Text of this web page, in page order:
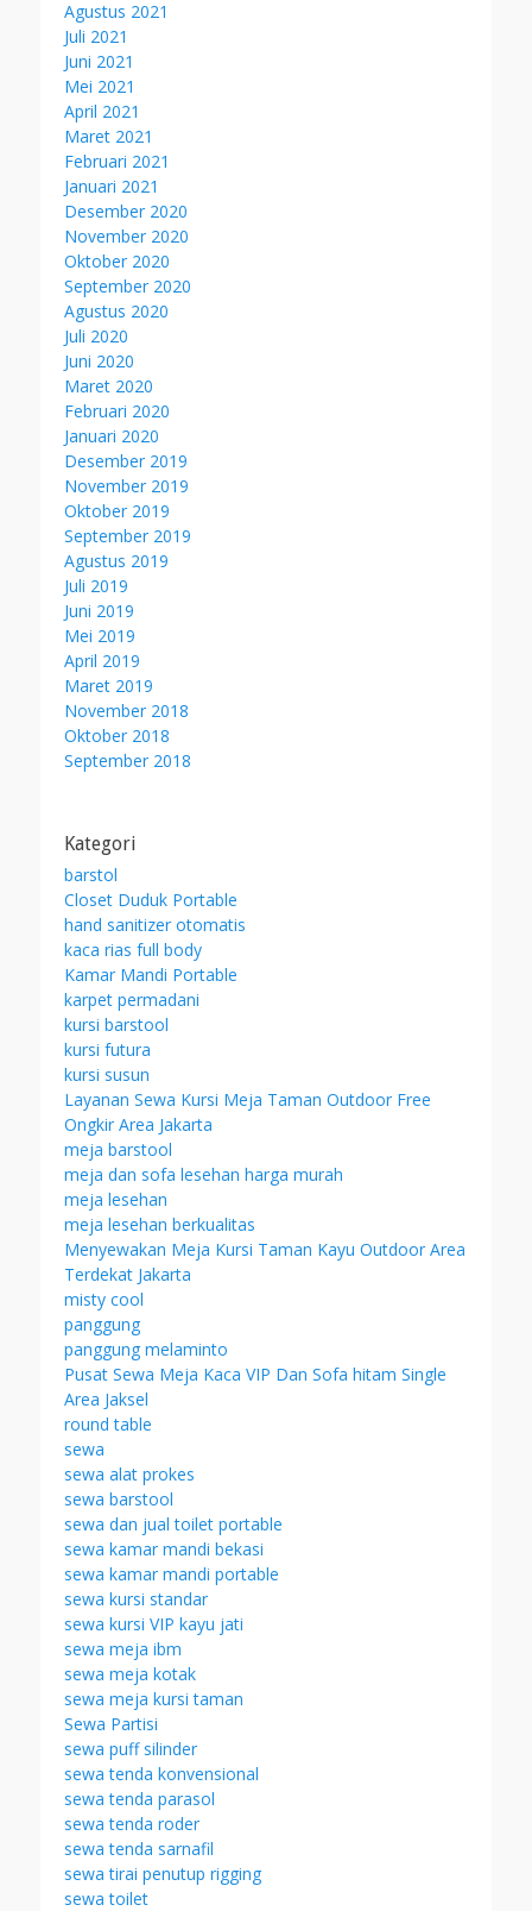
Agustus 2021
Juli 2021
Juni 2021
Mei 2021
April 2021
Maret 2021
Februari 2021
Januari 2021
Desember 2020
November 2020
Oktober 2020
September 2020
Agustus 2020
Juli 2020
Juni 2020
Maret 2020
Februari 2020
Januari 2020
Desember 2019
November 2019
Oktober 2019
September 2019
Agustus 2019
Juli 2019
Juni 2019
Mei 2019
April 2019
Maret 2019
November 2018
Oktober 2018
September 2018
Kategori
barstol
Closet Duduk Portable
hand sanitizer otomatis
kaca rias full body
Kamar Mandi Portable
karpet permadani
kursi barstool
kursi futura
kursi susun
Layanan Sewa Kursi Meja Taman Outdoor Free
Ongkir Area Jakarta
meja barstool
meja dan sofa lesehan harga murah
meja lesehan
meja lesehan berkualitas
Menyewakan Meja Kursi Taman Kayu Outdoor Area
Terdekat Jakarta
misty cool
panggung
panggung melaminto
Pusat Sewa Meja Kaca VIP Dan Sofa hitam Single
Area Jaksel
round table
sewa
sewa alat prokes
sewa barstool
sewa dan jual toilet portable
sewa kamar mandi bekasi
sewa kamar mandi portable
sewa kursi standar
sewa kursi VIP kayu jati
sewa meja ibm
sewa meja kotak
sewa meja kursi taman
Sewa Partisi
sewa puff silinder
sewa tenda konvensional
sewa tenda parasol
sewa tenda roder
sewa tenda sarnafil
sewa tirai penutup rigging
sewa toilet